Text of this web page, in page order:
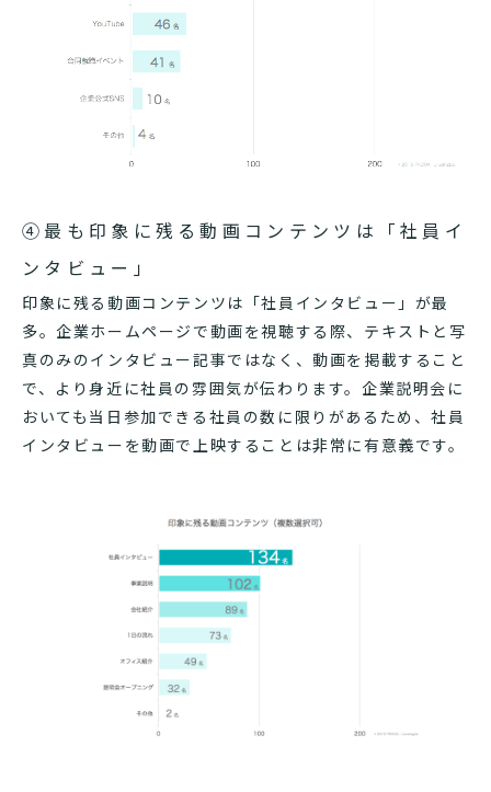
④最も印象に残る動画コンテンツは「社員イ
ンタビュー」
印象に残る動画コンテンツは「社員インタビュー」が最
多。企業ホームページで動画を視聴する際、テキストと写
真のみのインタビュー記事ではなく、動画を掲載すること
で、より身近に社員の雰囲気が伝わります。企業説明会に
おいても当日参加できる社員の数に限りがあるため、社員
インタビューを動画で上映することは非常に有意義です。